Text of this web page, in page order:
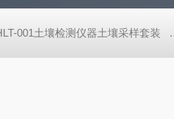
001土壤检测仪器土壤采样套装